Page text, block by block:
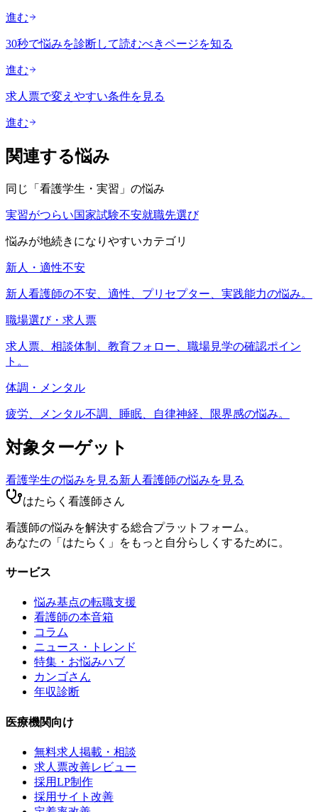
進む
30秒で悩みを診断して読むべきページを知る
進む
求人票で変えやすい条件を見る
進む
関連する悩み
同じ「 看護学生・実習 」の悩み
実習がつらい国家試験不安就職先選び
悩みが地続きになりやすいカテゴリ
新人・適性不安
新人看護師の不安、適性、プリセプター、実践能力の悩み。
職場選び・求人票
求人票、相談体制、教育フォロー、職場見学の確認ポイン
ト。
体調・メンタル
疲労、メンタル不調、睡眠、自律神経、限界感の悩み。
対象ターゲット
看護学生の悩みを見る新人看護師の悩みを見る
はたらく看護師さん
看護師の悩みを解決する総合プラットフォーム。
あなたの「はたらく」をもっと自分らしくするために。
サービス
悩み基点の転職支援
看護師の本音箱
コラム
ニュース・トレンド
特集・お悩みハブ
カンゴさん
年収診断
医療機関向け
無料求人掲載・相談
求人票改善レビュー
採用LP制作
採用サイト改善